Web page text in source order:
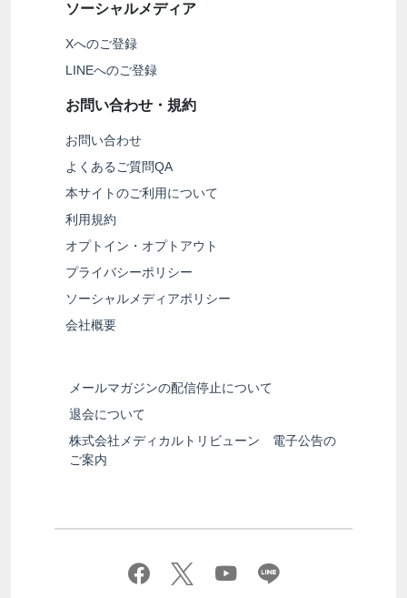
ソーシャルメディア
Xへのご登録
LINEへのご登録
お問い合わせ・規約
お問い合わせ
よくあるご質問QA
本サイトのご利用について
利用規約
オプトイン・オプトアウト
プライバシーポリシー
ソーシャルメディアポリシー
会社概要
メールマガジンの配信停止について
退会について
株式会社メディカルトリビューン 電子公告の
ご案内